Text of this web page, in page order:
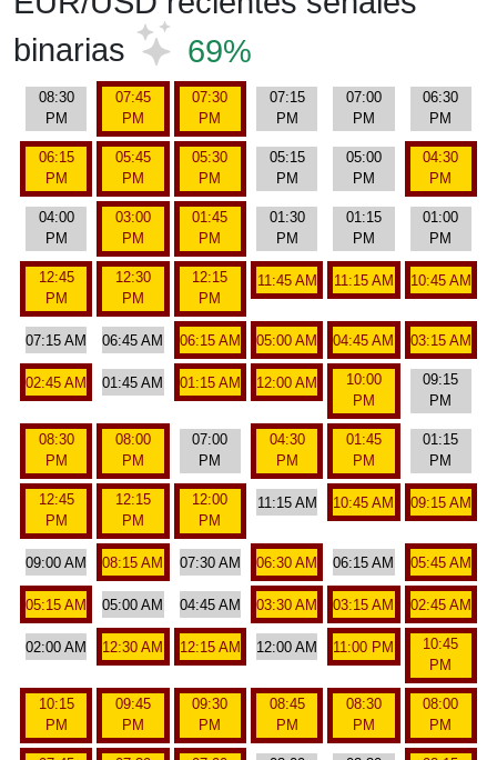
binarias
69%
08:30
PM
07:45
PM
07:30
PM
07:15
PM
07:00
PM
06:30
PM
06:15
PM
05:45
PM
05:30
PM
05:15
PM
05:00
PM
04:30
PM
04:00
PM
03:00
PM
01:45
PM
01:30
PM
01:15
PM
01:00
PM
12:45
PM
12:30
PM
12:15
PM
11:45 AM 11:15 AM 10:45 AM
07:15 AM 06:45 AM 06:15 AM 05:00 AM 04:45 AM 03:15 AM
02:45 AM 01:45 AM 01:15 AM 12:00 AM
10:00
PM
09:15
PM
08:30
PM
08:00
PM
07:00
PM
04:30
PM
01:45
PM
01:15
PM
12:45
PM
12:15
PM
12:00
PM
11:15 AM 10:45 AM 09:15 AM
09:00 AM 08:15 AM 07:30 AM 06:30 AM 06:15 AM 05:45 AM
05:15 AM 05:00 AM 04:45 AM 03:30 AM 03:15 AM 02:45 AM
02:00 AM 12:30 AM 12:15 AM 12:00 AM 11:00 PM
10:45
PM
10:15
PM
09:45
PM
09:30
PM
08:45
PM
08:30
PM
08:00
PM